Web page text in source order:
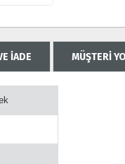
İADE MÜŞTERİ